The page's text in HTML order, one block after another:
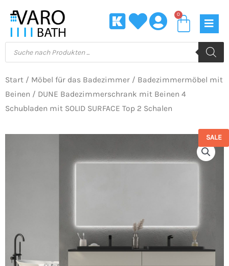
Inhalt
springen
0
Products
search
Start / Möbel für das Badezimmer / Badezimmermöbel mit
Beinen / DUNE Badezimmerschrank mit Beinen 4
Schubladen mit SOLID SURFACE Top 2 Schalen
SALE